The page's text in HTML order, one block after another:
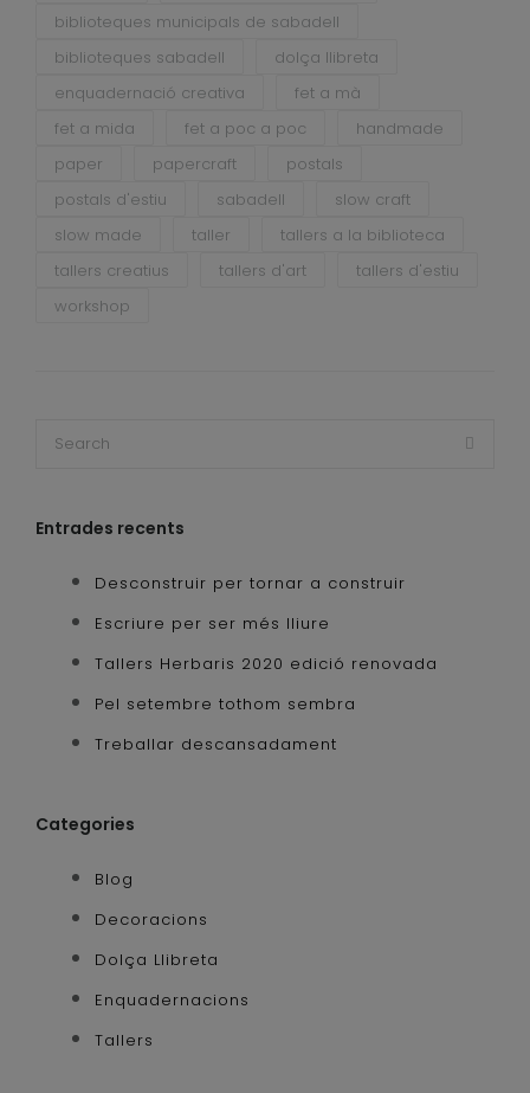
biblioteques municipals de sabadell
biblioteques sabadell
dolça llibreta
enquadernació creativa
fet a mà
fet a mida
fet a poc a poc
handmade
paper
papercraft
postals
postals d'estiu
sabadell
slow craft
slow made
taller
tallers a la biblioteca
tallers creatius
tallers d'art
tallers d'estiu
workshop
Entrades recents
Desconstruir per tornar a construir
Escriure per ser més lliure
Tallers Herbaris 2020 edició renovada
Pel setembre tothom sembra
Treballar descansadament
Categories
Blog
Decoracions
Dolça Llibreta
Enquadernacions
Tallers